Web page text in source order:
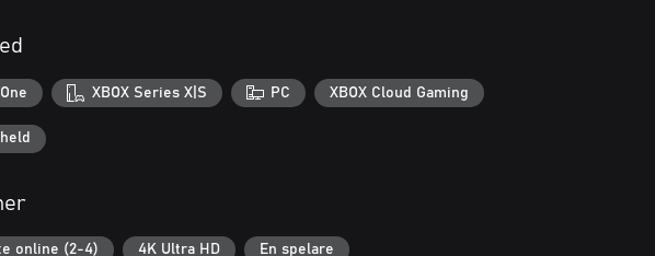
XBOX Series X|S PC XBOX Cloud Gaming
online (2-4) 4K Ultra HD En spelare